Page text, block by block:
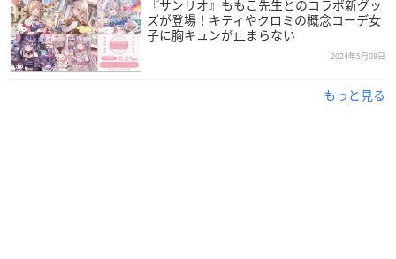
『サンリオ』ももこ先生とのコラボ新グッ
ズが登場！キティやクロミの概念コーデ女
子に胸キュンが止まらない
2024年5月08日
もっと見る